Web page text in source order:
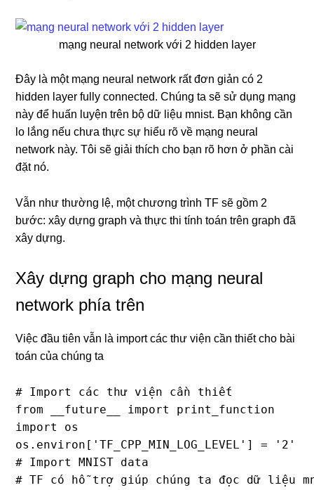
mạng neural network với 2 hidden layer
Đây là một mạng neural network rất đơn giản có 2
hidden layer fully connected. Chúng ta sẽ sử dụng mạng
này để huấn luyện trên bộ dữ liệu mnist. Bạn không cần
lo lắng nếu chưa thực sự hiểu rõ về mạng neural
network này. Tôi sẽ giải thích cho bạn rõ hơn ở phần cài
đặt nó.
Vẫn như thường lệ, một chương trình TF sẽ gồm 2
bước: xây dựng graph và thực thi tính toán trên graph đã
xây dựng.
Xây dựng graph cho mạng neural
network phía trên
Việc đầu tiên vẫn là import các thư viện cần thiết cho bài
toán của chúng ta
# Import các thư viện cần thiết
from __future__ import print_function
import os
os.environ['TF_CPP_MIN_LOG_LEVEL'] = '2'
# Import MNIST data
# TF có hỗ trợ giúp chúng ta đọc dữ liệu